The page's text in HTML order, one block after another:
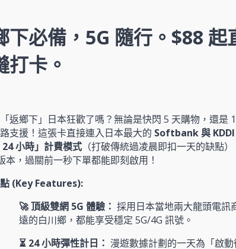
下必備，5G 隨行。$88
打卡。
返鄉下」日本狂歡了嗎？無論是快閃 5 天購物，還是
支援！這張卡直接連入日本最大的 Softbank 與
24 小時」計費模式 （打破傳統過凌晨即扣一天的缺點
本，過關前一秒下單都能即刻啟用！
(Key Features):
🚀 頂級雙網 5G 體驗： 採用日本當地兩大龍頭電
遠的白川鄉，都能享受穩定 5G/4G 訊號。
⏳ 24 小時彈性計日： 漫遊數據計劃的一天為「啟